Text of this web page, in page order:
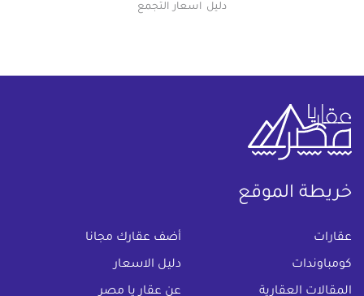
دليل اسعار التجمع
خريطة الموقع
عقارات أضف عقارك مجانا
كومباوندات دليل الاسعار
المقالات العقارية عن عقار يا مصر